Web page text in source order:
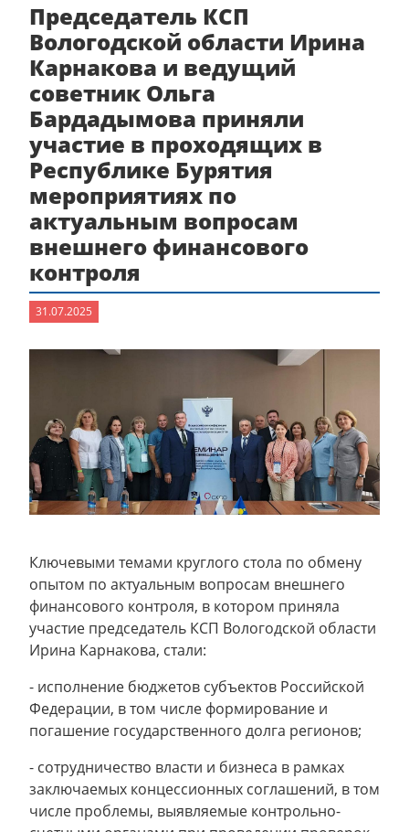
Председатель КСП
Вологодской области Ирина
Карнакова и ведущий
советник Ольга
Бардадымова приняли
участие в проходящих в
Республике Бурятия
мероприятиях по
актуальным вопросам
внешнего финансового
контроля
31.07.2025
Ключевыми темами круглого стола по обмену
опытом по актуальным вопросам внешнего
финансового контроля, в котором приняла
участие председатель КСП Вологодской области
Ирина Карнакова, стали:
- исполнение бюджетов субъектов Российской
Федерации, в том числе формирование и
погашение государственного долга регионов;
- сотрудничество власти и бизнеса в рамках
заключаемых концессионных соглашений, в том
числе проблемы, выявляемые контрольно-